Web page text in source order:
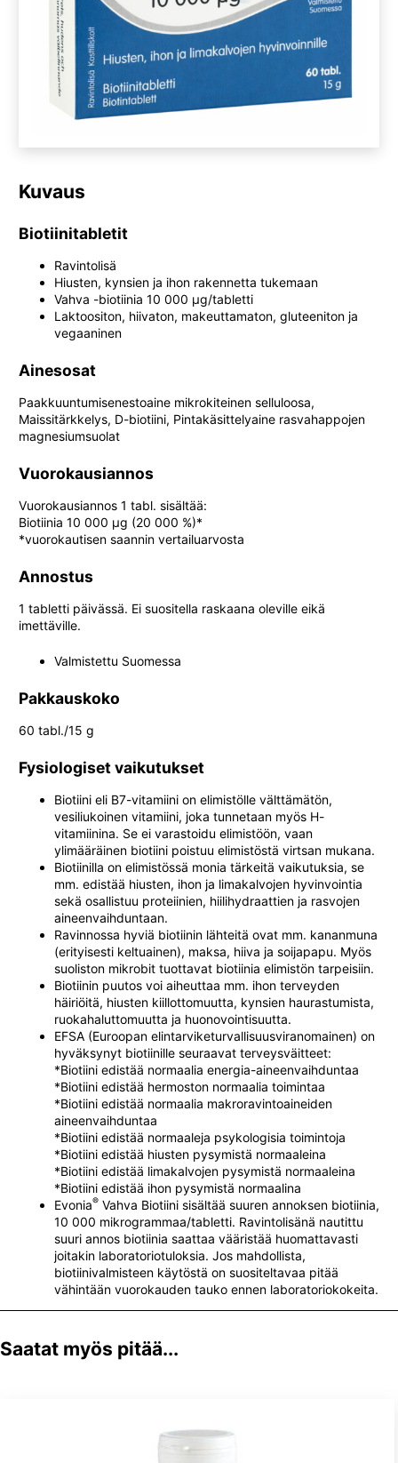
Kuvaus
Biotiinitabletit
Ravintolisä
Hiusten, kynsien ja ihon rakennetta tukemaan
Vahva -biotiinia 10 000 µg/tabletti
Laktoositon, hiivaton, makeuttamaton, gluteeniton ja
vegaaninen
Ainesosat
Paakkuuntumisenestoaine mikrokiteinen selluloosa,
Maissitärkkelys, D-biotiini, Pintakäsittelyaine rasvahappojen
magnesiumsuolat
Vuorokausiannos
Vuorokausiannos 1 tabl. sisältää:
Biotiinia 10 000 µg (20 000 %)*
*vuorokautisen saannin vertailuarvosta
Annostus
1 tabletti päivässä. Ei suositella raskaana oleville eikä
imettäville.
Valmistettu Suomessa
Pakkauskoko
60 tabl./15 g
Fysiologiset vaikutukset
Biotiini eli B7-vitamiini on elimistölle välttämätön,
vesiliukoinen vitamiini, joka tunnetaan myös H-
vitamiinina. Se ei varastoidu elimistöön, vaan
ylimääräinen biotiini poistuu elimistöstä virtsan mukana.
Biotiinilla on elimistössä monia tärkeitä vaikutuksia, se
mm. edistää hiusten, ihon ja limakalvojen hyvinvointia
sekä osallistuu proteiinien, hiilihydraattien ja rasvojen
aineenvaihduntaan.
Ravinnossa hyviä biotiinin lähteitä ovat mm. kananmuna
(erityisesti keltuainen), maksa, hiiva ja soijapapu. Myös
suoliston mikrobit tuottavat biotiinia elimistön tarpeisiin.
Biotiinin puutos voi aiheuttaa mm. ihon terveyden
häiriöitä, hiusten kiillottomuutta, kynsien haurastumista,
ruokahaluttomuutta ja huonovointisuutta.
EFSA (Euroopan elintarviketurvallisuusviranomainen) on
hyväksynyt biotiinille seuraavat terveysväitteet:
*Biotiini edistää normaalia energia-aineenvaihduntaa
*Biotiini edistää hermoston normaalia toimintaa
*Biotiini edistää normaalia makroravintoaineiden
aineenvaihduntaa
*Biotiini edistää normaaleja psykologisia toimintoja
*Biotiini edistää hiusten pysymistä normaaleina
*Biotiini edistää limakalvojen pysymistä normaaleina
*Biotiini edistää ihon pysymistä normaalina
Evonia® Vahva Biotiini sisältää suuren annoksen biotiinia,
10 000 mikrogrammaa/tabletti. Ravintolisänä nautittu
suuri annos biotiinia saattaa vääristää huomattavasti
joitakin laboratoriotuloksia. Jos mahdollista,
biotiinivalmisteen käytöstä on suositeltavaa pitää
vähintään vuorokauden tauko ennen laboratoriokokeita.
Saatat myös pitää...